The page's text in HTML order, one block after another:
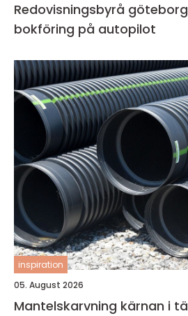
Redovisningsbyrå göteborg mer än bara
bokföring på autopilot
inspiration
05. August 2026
Mantelskarvning kärnan i täta och